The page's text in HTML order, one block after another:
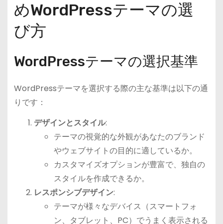
めWordPressテーマの選
び方
WordPressテーマの選択基準
WordPressテーマを選択する際の主な基準は以下の通
りです：
デザインとスタイル:
テーマの視覚的な外観があなたのブランド
やウェブサイトの目的に適しているか。
カスタマイズオプションが豊富で、独自の
スタイルを作成できるか。
レスポンシブデザイン:
テーマが様々なデバイス（スマートフォ
ン、タブレット、PC）でうまく表示される